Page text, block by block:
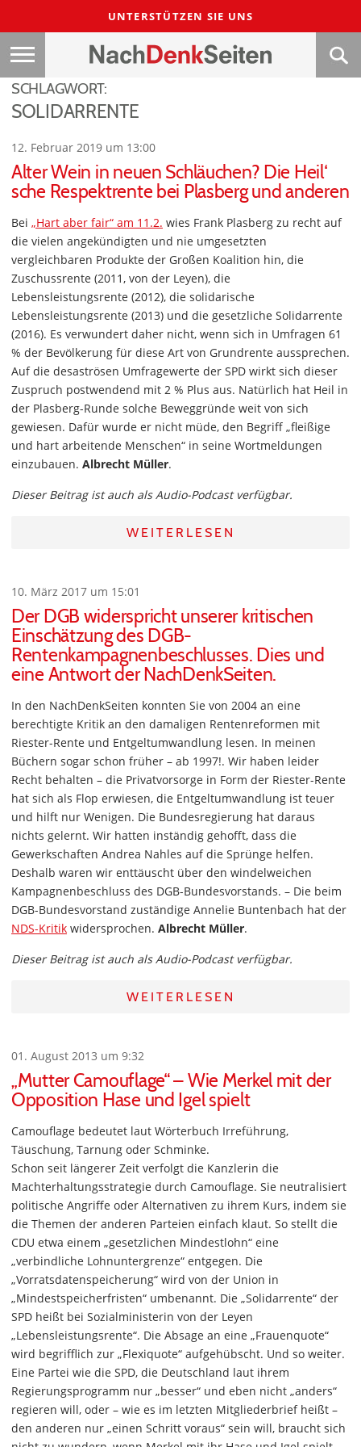
UNTERSTÜTZEN SIE UNS
SCHLAGWORT:
SOLIDARRENTE
12. Februar 2019 um 13:00
Alter Wein in neuen Schläuchen? Die Heil‘
sche Respektrente bei Plasberg und anderen
Bei „Hart aber fair“ am 11.2. wies Frank Plasberg zu recht auf
die vielen angekündigten und nie umgesetzten
vergleichbaren Produkte der Großen Koalition hin, die
Zuschussrente (2011, von der Leyen), die
Lebensleistungsrente (2012), die solidarische
Lebensleistungsrente (2013) und die gesetzliche Solidarrente
(2016). Es verwundert daher nicht, wenn sich in Umfragen 61
% der Bevölkerung für diese Art von Grundrente aussprechen.
Auf die desaströsen Umfragewerte der SPD wirkt sich dieser
Zuspruch postwendend mit 2 % Plus aus. Natürlich hat Heil in
der Plasberg-Runde solche Beweggründe weit von sich
gewiesen. Dafür wurde er nicht müde, den Begriff „fleißige
und hart arbeitende Menschen“ in seine Wortmeldungen
einzubauen. Albrecht Müller.
Dieser Beitrag ist auch als Audio-Podcast verfügbar.
WEITERLESEN
10. März 2017 um 15:01
Der DGB widerspricht unserer kritischen
Einschätzung des DGB-
Rentenkampagnenbeschlusses. Dies und
eine Antwort der NachDenkSeiten.
In den NachDenkSeiten konnten Sie von 2004 an eine
berechtigte Kritik an den damaligen Rentenreformen mit
Riester-Rente und Entgeltumwandlung lesen. In meinen
Büchern sogar schon früher – ab 1997!. Wir haben leider
Recht behalten – die Privatvorsorge in Form der Riester-Rente
hat sich als Flop erwiesen, die Entgeltumwandlung ist teuer
und hilft nur Wenigen. Die Bundesregierung hat daraus
nichts gelernt. Wir hatten inständig gehofft, dass die
Gewerkschaften Andrea Nahles auf die Sprünge helfen.
Deshalb waren wir enttäuscht über den windelweichen
Kampagnenbeschluss des DGB-Bundesvorstands. – Die beim
DGB-Bundesvorstand zuständige Annelie Buntenbach hat der
NDS-Kritik widersprochen. Albrecht Müller.
Dieser Beitrag ist auch als Audio-Podcast verfügbar.
WEITERLESEN
01. August 2013 um 9:32
„Mutter Camouflage“ – Wie Merkel mit der
Opposition Hase und Igel spielt
Camouflage bedeutet laut Wörterbuch Irreführung,
Täuschung, Tarnung oder Schminke.
Schon seit längerer Zeit verfolgt die Kanzlerin die
Machterhaltungsstrategie durch Camouflage. Sie neutralisiert
politische Angriffe oder Alternativen zu ihrem Kurs, indem sie
die Themen der anderen Parteien einfach klaut. So stellt die
CDU etwa einem „gesetzlichen Mindestlohn“ eine
„verbindliche Lohnuntergrenze“ entgegen. Die
„Vorratsdatenspeicherung“ wird von der Union in
„Mindestspeicherfristen“ umbenannt. Die „Solidarrente“ der
SPD heißt bei Sozialministerin von der Leyen
„Lebensleistungsrente“. Die Absage an eine „Frauenquote“
wird begrifflich zur „Flexiquote“ aufgehübscht. Und so weiter.
Eine Partei wie die SPD, die Deutschland laut ihrem
Regierungsprogramm nur „besser“ und eben nicht „anders“
regieren will, oder – wie es im letzten Mitgliederbrief heißt –
den anderen nur „einen Schritt voraus“ sein will, braucht sich